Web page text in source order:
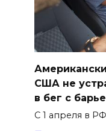
США не
в бег с
С 1 апреля в